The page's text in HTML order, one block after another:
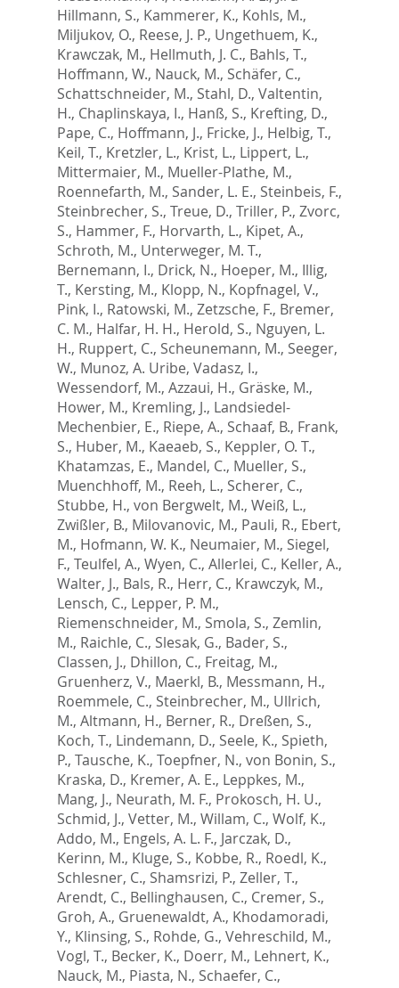
Hillmann, S., Kammerer, K., Kohls, M.,
Miljukov, O., Reese, J. P., Ungethuem, K.,
Krawczak, M., Hellmuth, J. C., Bahls, T.,
Hoffmann, W., Nauck, M., Schäfer, C.,
Schattschneider, M., Stahl, D., Valtentin,
H., Chaplinskaya, I., Hanß, S., Krefting, D.,
Pape, C., Hoffmann, J., Fricke, J., Helbig, T.,
Keil, T., Kretzler, L., Krist, L., Lippert, L.,
Mittermaier, M., Mueller-Plathe, M.,
Roennefarth, M., Sander, L. E., Steinbeis, F.,
Steinbrecher, S., Treue, D., Triller, P., Zvorc,
S., Hammer, F., Horvarth, L., Kipet, A.,
Schroth, M., Unterweger, M. T.,
Bernemann, I., Drick, N., Hoeper, M., Illig,
T., Kersting, M., Klopp, N., Kopfnagel, V.,
Pink, I., Ratowski, M., Zetzsche, F., Bremer,
C. M., Halfar, H. H., Herold, S., Nguyen, L.
H., Ruppert, C., Scheunemann, M., Seeger,
W., Munoz, A. Uribe, Vadasz, I.,
Wessendorf, M., Azzaui, H., Gräske, M.,
Hower, M., Kremling, J., Landsiedel-
Mechenbier, E., Riepe, A., Schaaf, B., Frank,
S., Huber, M., Kaeaeb, S., Keppler, O. T.,
Khatamzas, E., Mandel, C., Mueller, S.,
Muenchhoff, M., Reeh, L., Scherer, C.,
Stubbe, H., von Bergwelt, M., Weiß, L.,
Zwißler, B., Milovanovic, M., Pauli, R., Ebert,
M., Hofmann, W. K., Neumaier, M., Siegel,
F., Teulfel, A., Wyen, C., Allerlei, C., Keller, A.,
Walter, J., Bals, R., Herr, C., Krawczyk, M.,
Lensch, C., Lepper, P. M.,
Riemenschneider, M., Smola, S., Zemlin,
M., Raichle, C., Slesak, G., Bader, S.,
Classen, J., Dhillon, C., Freitag, M.,
Gruenherz, V., Maerkl, B., Messmann, H.,
Roemmele, C., Steinbrecher, M., Ullrich,
M., Altmann, H., Berner, R., Dreßen, S.,
Koch, T., Lindemann, D., Seele, K., Spieth,
P., Tausche, K., Toepfner, N., von Bonin, S.,
Kraska, D., Kremer, A. E., Leppkes, M.,
Mang, J., Neurath, M. F., Prokosch, H. U.,
Schmid, J., Vetter, M., Willam, C., Wolf, K.,
Addo, M., Engels, A. L. F., Jarczak, D.,
Kerinn, M., Kluge, S., Kobbe, R., Roedl, K.,
Schlesner, C., Shamsrizi, P., Zeller, T.,
Arendt, C., Bellinghausen, C., Cremer, S.,
Groh, A., Gruenewaldt, A., Khodamoradi,
Y., Klinsing, S., Rohde, G., Vehreschild, M.,
Vogl, T., Becker, K., Doerr, M., Lehnert, K.,
Nauck, M., Piasta, N., Schaefer, C.,